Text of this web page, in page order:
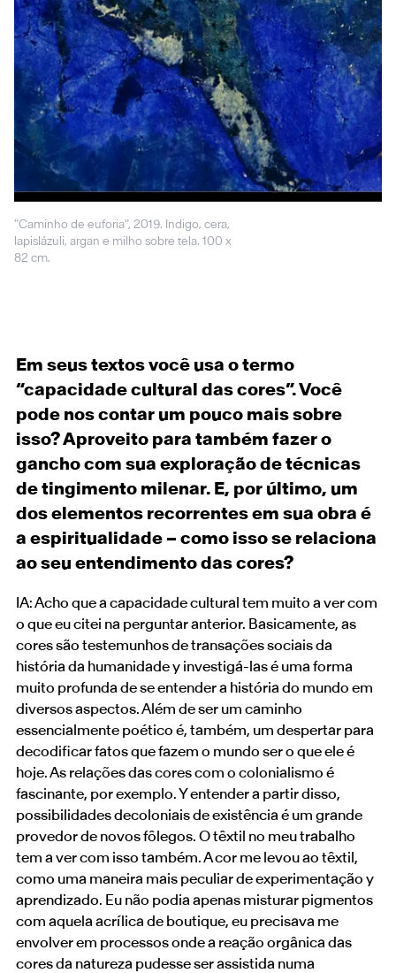
"Caminho de euforia", 2019. Indigo, cera,
lapislázuli, argan e milho sobre tela. 100 x
82 cm.
Em seus textos você usa o termo
“capacidade cultural das cores”. Você
pode nos contar um pouco mais sobre
isso? Aproveito para também fazer o
gancho com sua exploração de técnicas
de tingimento milenar. E, por último, um
dos elementos recorrentes em sua obra é
a espiritualidade – como isso se relaciona
ao seu entendimento das cores?
IA: Acho que a capacidade cultural tem muito a ver com
o que eu citei na perguntar anterior. Basicamente, as
cores são testemunhos de transações sociais da
história da humanidade y investigá-las é uma forma
muito profunda de se entender a história do mundo em
diversos aspectos. Além de ser um caminho
essencialmente poético é, também, um despertar para
decodificar fatos que fazem o mundo ser o que ele é
hoje. As relações das cores com o colonialismo é
fascinante, por exemplo. Y entender a partir disso,
possibilidades decoloniais de existência é um grande
provedor de novos fôlegos. O têxtil no meu trabalho
tem a ver com isso também. A cor me levou ao têxtil,
como uma maneira mais peculiar de experimentação y
aprendizado. Eu não podia apenas misturar pigmentos
com aquela acrílica de boutique, eu precisava me
envolver em processos onde a reação orgânica das
cores da natureza pudesse ser assistida numa